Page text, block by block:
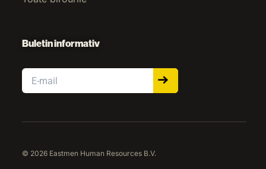
Buletin informativ
Email
© 2026 Eastmen Human Resources B.V.